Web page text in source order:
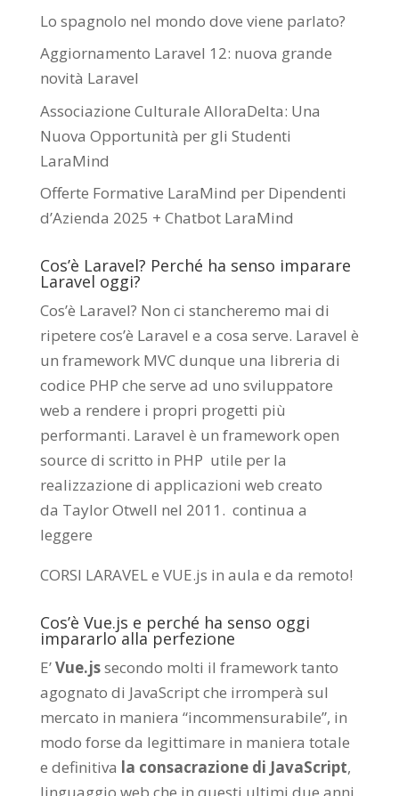
Lo spagnolo nel mondo dove viene parlato?
Aggiornamento Laravel 12: nuova grande
novità Laravel
Associazione Culturale AlloraDelta: Una
Nuova Opportunità per gli Studenti
LaraMind
Offerte Formative LaraMind per Dipendenti
d’Azienda 2025 + Chatbot LaraMind
Cos’è Laravel? Perché ha senso imparare
Laravel oggi?
Cos’è Laravel? Non ci stancheremo mai di
ripetere cos’è Laravel e a cosa serve. Laravel è
un framework MVC dunque una libreria di
codice PHP che serve ad uno sviluppatore
web a rendere i propri progetti più
performanti. Laravel è un framework open
source di scritto in PHP utile per la
realizzazione di applicazioni web creato
da Taylor Otwell nel 2011. continua a
leggere
CORSI LARAVEL e VUE.js in aula e da remoto!
Cos’è Vue.js e perché ha senso oggi
impararlo alla perfezione
E’Vue.jssecondo molti il framework tanto
agognato di JavaScript che irromperà sul
mercato in maniera “incommensurabile”, in
modo forse da legittimare in maniera totale
e definitiva la consacrazione di JavaScript,